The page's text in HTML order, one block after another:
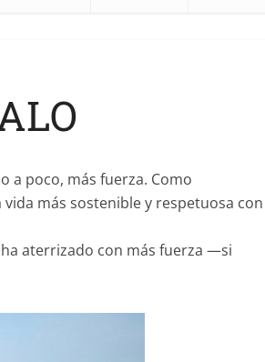
a poco, más fuerza. Como
más sostenible y respetuosa con
aterrizado con más fuerza —si